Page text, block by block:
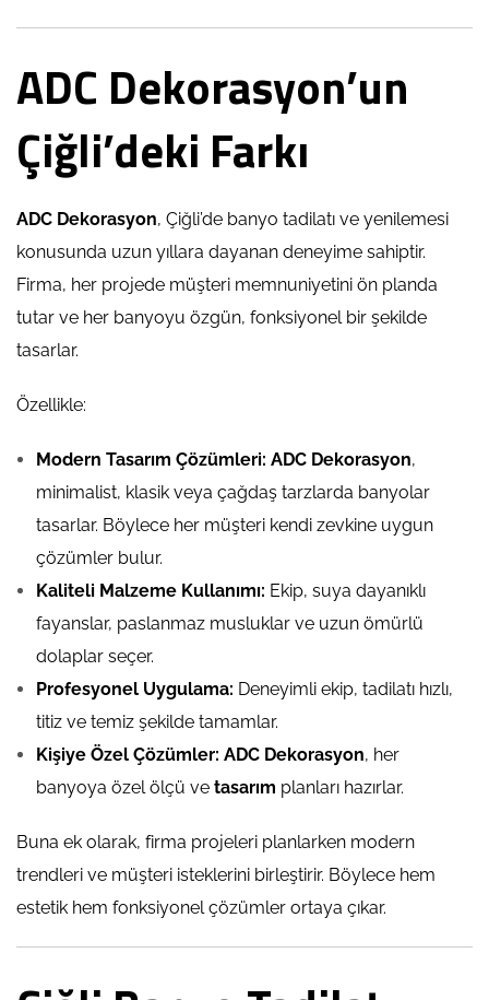
ADC Dekorasyon’un
Çiğli’deki Farkı
ADC Dekorasyon, Çiğli’de banyo tadilatı ve yenilemesi
konusunda uzun yıllara dayanan deneyime sahiptir.
Firma, her projede müşteri memnuniyetini ön planda
tutar ve her banyoyu özgün, fonksiyonel bir şekilde
tasarlar.
Özellikle:
Modern Tasarım Çözümleri: ADC Dekorasyon,
minimalist, klasik veya çağdaş tarzlarda banyolar
tasarlar. Böylece her müşteri kendi zevkine uygun
çözümler bulur.
Kaliteli Malzeme Kullanımı: Ekip, suya dayanıklı
fayanslar, paslanmaz musluklar ve uzun ömürlü
dolaplar seçer.
Profesyonel Uygulama: Deneyimli ekip, tadilatı hızlı,
titiz ve temiz şekilde tamamlar.
Kişiye Özel Çözümler: ADC Dekorasyon, her
banyoya özel ölçü ve tasarım planları hazırlar.
Buna ek olarak, firma projeleri planlarken modern
trendleri ve müşteri isteklerini birleştirir. Böylece hem
estetik hem fonksiyonel çözümler ortaya çıkar.